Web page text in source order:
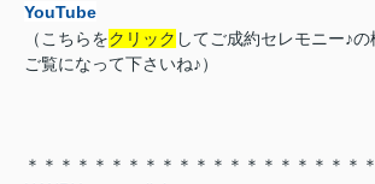
YouTube
（こちらをクリック してご成約セレモニー♪の
ご覧になって下さいね♪）
＊＊＊＊＊＊＊＊＊＊＊＊＊＊＊＊＊＊＊＊